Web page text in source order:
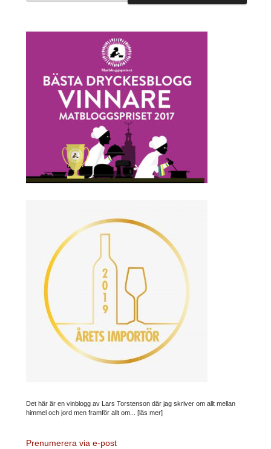
Det här är en vinblogg av Lars Torstenson där jag skriver om allt mellan
himmel och jord men framför allt om... [läs mer]
Prenumerera via e-post